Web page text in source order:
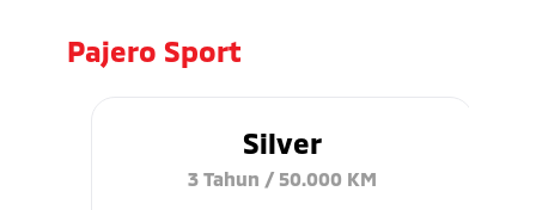
Pajero Sport
Silver
3 Tahun / 50.000 KM